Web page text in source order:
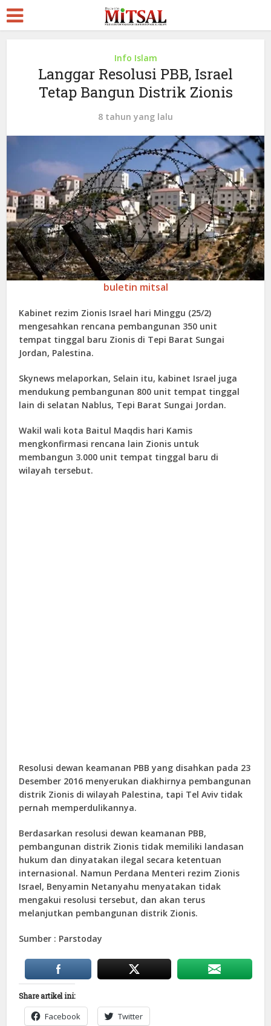
Info Islam
Langgar Resolusi PBB, Israel
Tetap Bangun Distrik Zionis
8 tahun yang lalu
buletin mitsal
Kabinet rezim Zionis Israel hari Minggu (25/2)
mengesahkan rencana pembangunan 350 unit
tempat tinggal baru Zionis di Tepi Barat Sungai
Jordan, Palestina.
Skynews melaporkan, Selain itu, kabinet Israel juga
mendukung pembangunan 800 unit tempat tinggal
lain di selatan Nablus, Tepi Barat Sungai Jordan.
Wakil wali kota Baitul Maqdis hari Kamis
mengkonfirmasi rencana lain Zionis untuk
membangun 3.000 unit tempat tinggal baru di
wilayah tersebut.
Resolusi dewan keamanan PBB yang disahkan pada 23
Desember 2016 menyerukan diakhirnya pembangunan
distrik Zionis di wilayah Palestina, tapi Tel Aviv tidak
pernah memperdulikannya.
Berdasarkan resolusi dewan keamanan PBB,
pembangunan distrik Zionis tidak memiliki landasan
hukum dan dinyatakan ilegal secara ketentuan
internasional. Namun Perdana Menteri rezim Zionis
Israel, Benyamin Netanyahu menyatakan tidak
mengakui resolusi tersebut, dan akan terus
melanjutkan pembangunan distrik Zionis.
Sumber : Parstoday
Share artikel ini:
Facebook Twitter